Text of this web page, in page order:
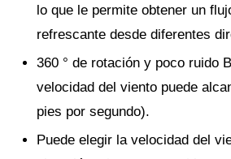
lo que le permite obtener un
refrescante desde diferentes
360 ° de rotación y poco ruido
velocidad del viento puede
pies por segundo).
Puede elegir la velocidad del